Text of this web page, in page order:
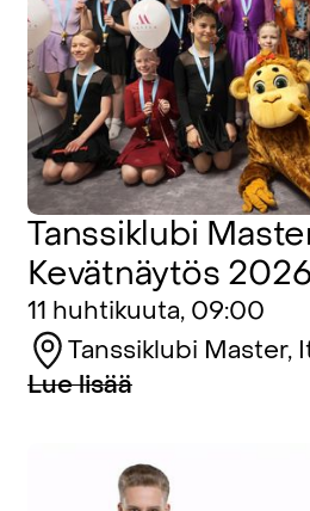
Tanssiklubi
Kevätnäytös 2026
11 huhtikuuta, 09:00
Tanssiklubi Master,
Lue lisää